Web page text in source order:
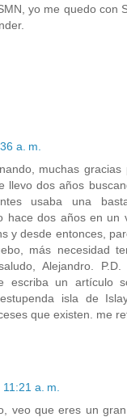
yo me quedo con
a. m.
muchas
llevo dos años
usaba una
hace dos años en un
y desde entonces,
más necesidad
Alejandro.
escriba un artículo
isla de
que existen. me
11:21 a. m.
veo que eres un